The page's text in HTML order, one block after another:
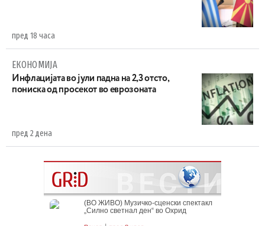
пред 18 часа
ЕКОНОМИЈА
Инфлацијата во јули падна на 2,3 отсто,
пониска од просекот во еврозоната
пред 2 дена